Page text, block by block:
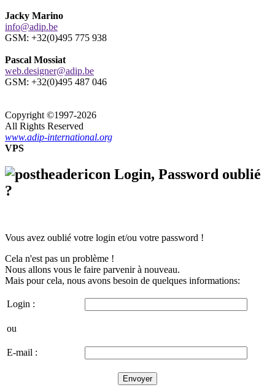
Jacky Marino
info@adip.be
GSM: +32(0)495 775 938
Pascal Mossiat
web.designer@adip.be
GSM: +32(0)495 487 046
Copyright ©1997-2026
All Rights Reserved
www.adip-international.org
VPS
Login, Password oublié
?
Vous avez oublié votre login et/ou votre password !
Cela n'est pas un problème !
Nous allons vous le faire parvenir à nouveau.
Mais pour cela, nous avons besoin de quelques informations:
Login :
ou
E-mail :